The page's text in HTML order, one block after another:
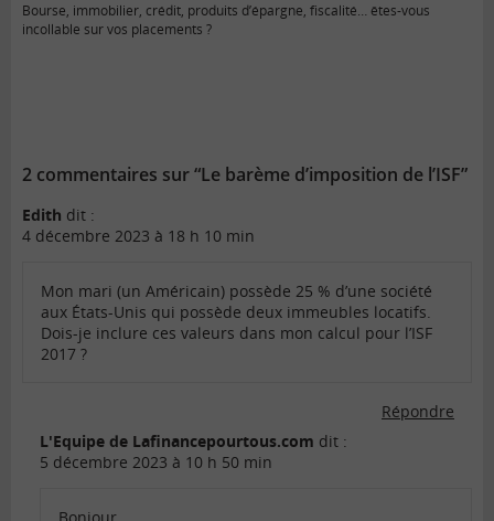
Bourse, immobilier, crédit, produits d’épargne, fiscalité… êtes-vous
incollable sur vos placements ?
2 commentaires sur “Le barème d’imposition de l’ISF”
Edith dit :
4 décembre 2023 à 18 h 10 min
Mon mari (un Américain) possède 25 % d’une société
aux États-Unis qui possède deux immeubles locatifs.
Dois-je inclure ces valeurs dans mon calcul pour l’ISF
2017 ?
Répondre
L'Equipe de Lafinancepourtous.com dit :
5 décembre 2023 à 10 h 50 min